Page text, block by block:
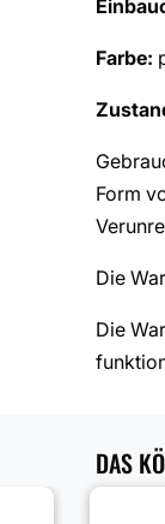
Farbe:
Form
Die
Die
DAS